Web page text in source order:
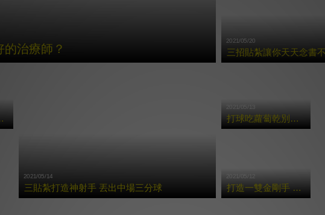
治療師？
2021/05/20
三招貼紮讓你天天念書
享受奔馳快感
2021/05/14
三貼紮打造神射手 丟出中場三分球
2021/05/13
打球吃蘿蔔乾別硬撐 三招貼紮避免二度傷害
2021/05/12
打造一雙金剛手 每局Strike沒問題